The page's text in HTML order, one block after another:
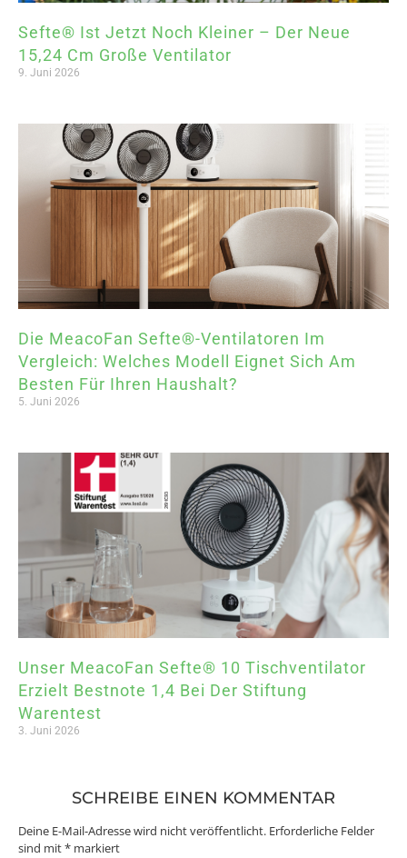
Sefte® Ist Jetzt Noch Kleiner – Der Neue
15,24 Cm Große Ventilator
9. Juni 2026
Die MeacoFan Sefte®-Ventilatoren Im
Vergleich: Welches Modell Eignet Sich Am
Besten Für Ihren Haushalt?
5. Juni 2026
Unser MeacoFan Sefte® 10 Tischventilator
Erzielt Bestnote 1,4 Bei Der Stiftung
Warentest
3. Juni 2026
SCHREIBE EINEN KOMMENTAR
Deine E-Mail-Adresse wird nicht veröffentlicht. Erforderliche Felder
sind mit* markiert